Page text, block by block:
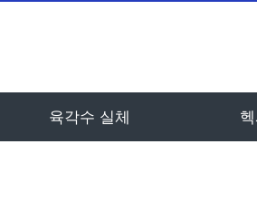
육각수 실체